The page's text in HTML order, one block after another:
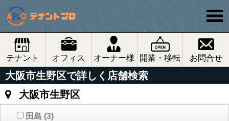
テナント オフィス オーナー様 開業・移転 お問合せ
大阪市生野区で詳しく店舗検索
大阪市生野区
田島 (3)